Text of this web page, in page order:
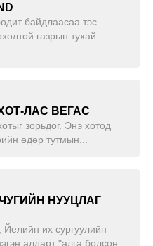
байдлаасаа тэс
газрын тухай
ЛАС ВЕГАС
зорьдог. Энэ хотод
өдөр тутмын...
НУУЦЛАГ
Йелийн их сургуулийн
алдарт "алга болсон